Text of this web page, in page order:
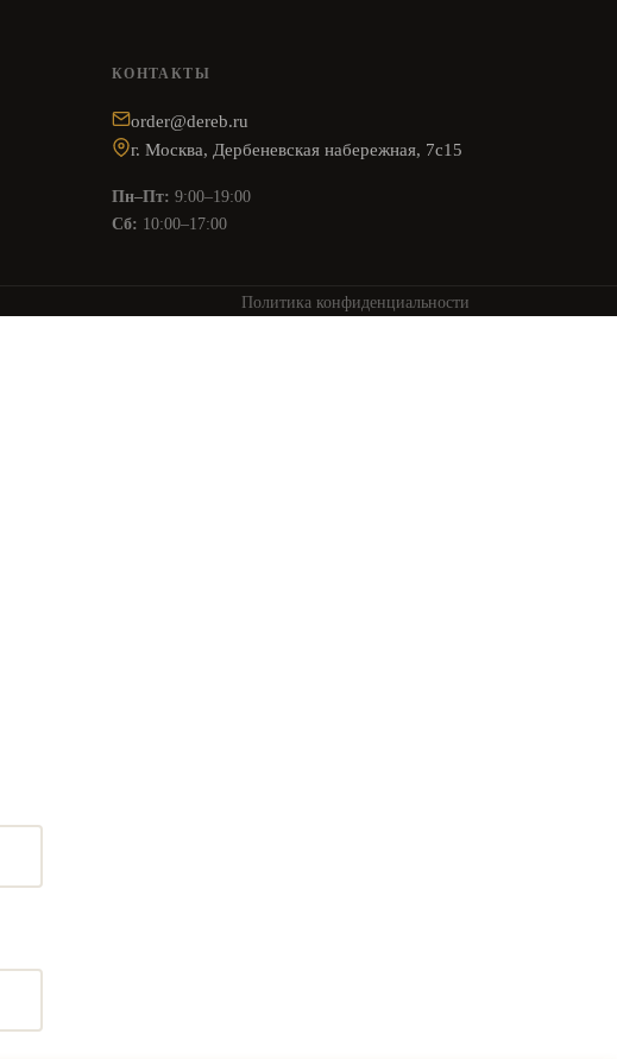
КОНТАКТЫ
order@dereb.ru
г. Москва, Дербеневская набережная, 7с15
Пн–Пт: 9:00–19:00
Сб: 10:00–17:00
Политика конфиденциальности